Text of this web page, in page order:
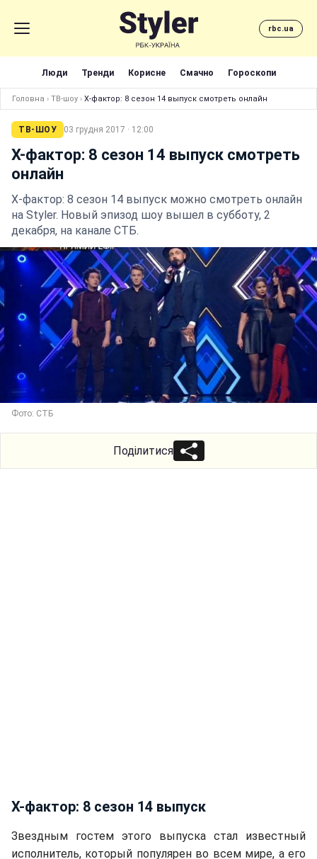
rbc.ua
Люди Тренди Корисне Смачно Гороскопи
Головна › ТВ-шоу › Х-фактор: 8 сезон 14 выпуск смотреть онлайн
ТВ-ШОУ 03 грудня 2017 · 12:00
Х-фактор: 8 сезон 14 выпуск смотреть
онлайн
Х-фактор: 8 сезон 14 выпуск можно смотреть онлайн
на Styler. Новый эпизод шоу вышел в субботу, 2
декабря, на канале СТБ.
Фото: СТБ
Поділитися
Х-фактор: 8 сезон 14 выпуск
Звездным гостем этого выпуска стал известный
исполнитель, который популярен во всем мире, а его